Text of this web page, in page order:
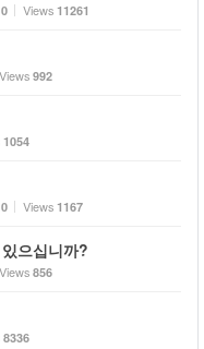
0 Views 11261
Views 992
1054
0 Views 1167
으십니까?
Views 856
8336